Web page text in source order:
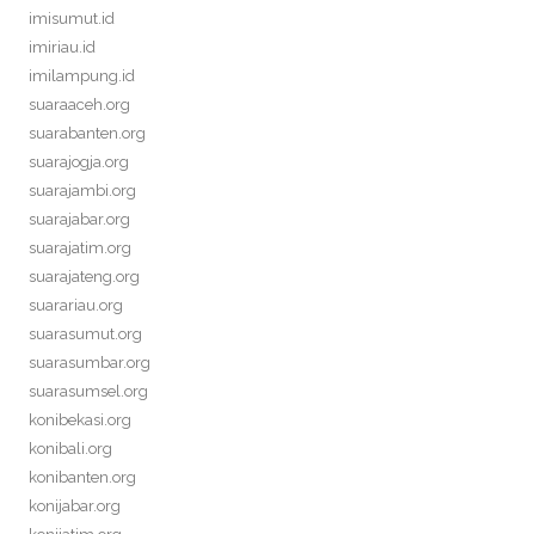
imisumut.id
imiriau.id
imilampung.id
suaraaceh.org
suarabanten.org
suarajogja.org
suarajambi.org
suarajabar.org
suarajatim.org
suarajateng.org
suarariau.org
suarasumut.org
suarasumbar.org
suarasumsel.org
konibekasi.org
konibali.org
konibanten.org
konijabar.org